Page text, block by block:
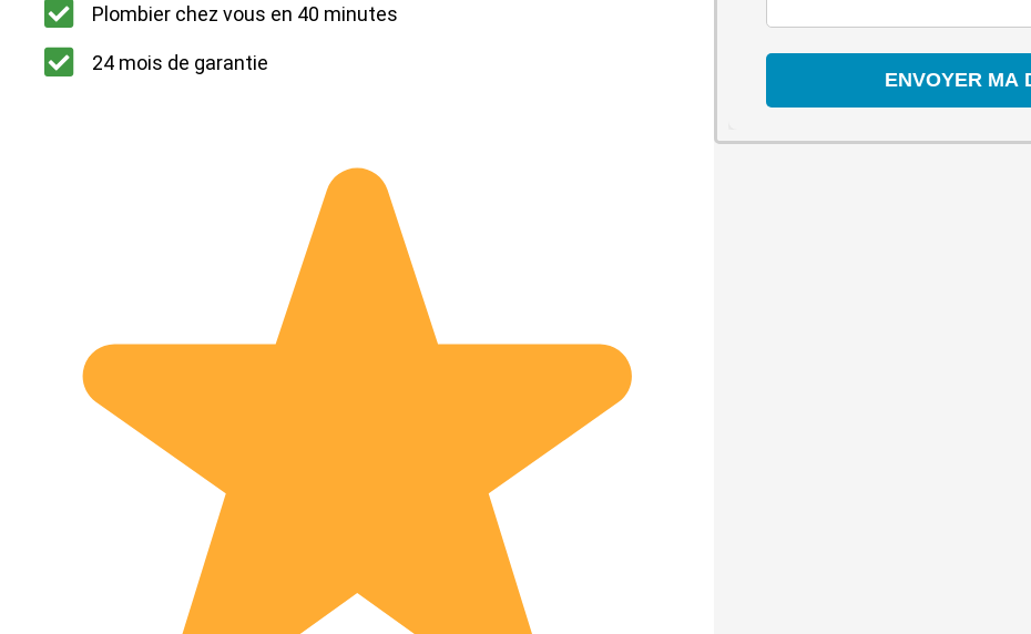
Plombier chez vous en 40 minutes
24 mois de garantie